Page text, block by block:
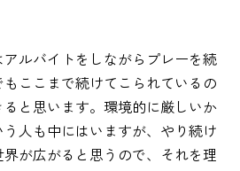
ルバイトをしながらプレーを続
ここまで続けてこられているの
と思います。環境的に厳しいか
人も中にはいますが、やり続け
が広がると思うので、それを理